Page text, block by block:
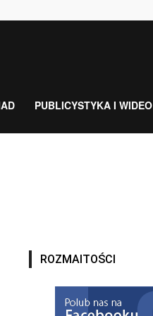
PUBLICYSTYKA I WIDEO
ROZMAITOŚCI